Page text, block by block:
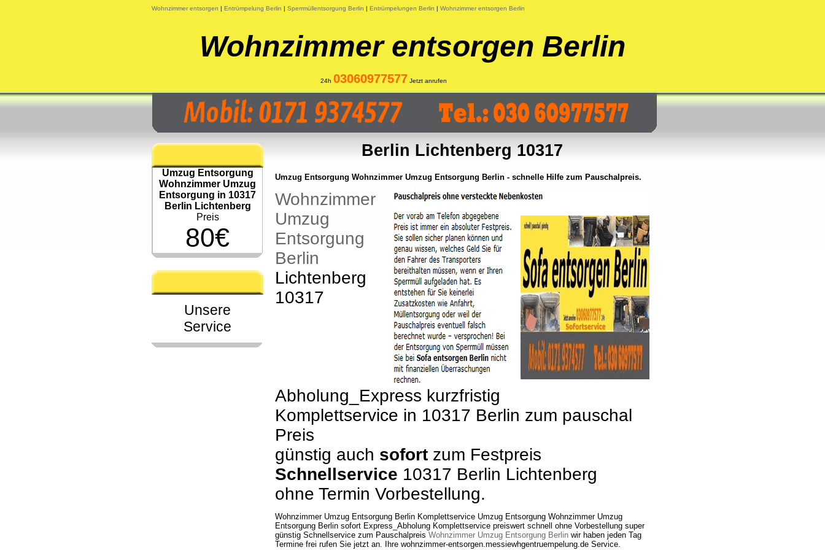
Wohnzimmer entsorgen | Entrümpelung Berlin | Sperrmüllentsorgung Berlin | Entrümpelungen Berlin | Wohnzimmer entsorgen Berlin
Wohnzimmer entsorgen Berlin
24h 03060977577 Jetzt anrufen
Umzug Entsorgung
Wohnzimmer Umzug
Entsorgung in 10317
Berlin Lichtenberg
Preis
80€
Unsere
Service
Berlin Lichtenberg 10317
Umzug Entsorgung Wohnzimmer Umzug Entsorgung Berlin - schnelle Hilfe zum Pauschalpreis.
Wohnzimmer
Umzug
Entsorgung
Berlin
Lichtenberg
10317
Abholung_Express kurzfristig
Komplettservice in 10317 Berlin zum pauschal
Preis
günstig auch sofort zum Festpreis
Schnellservice 10317 Berlin Lichtenberg
ohne Termin Vorbestellung.
Wohnzimmer Umzug Entsorgung Berlin Komplettservice Umzug Entsorgung Wohnzimmer Umzug
Entsorgung Berlin sofort Express_Abholung Komplettservice preiswert schnell ohne Vorbestellung super
günstig Schnellservice zum Pauschalpreis Wohnzimmer Umzug Entsorgung Berlin wir haben jeden Tag
Termine frei rufen Sie jetzt an. Ihre wohnzimmer-entsorgen.messiewhgentruempelung.de Service.